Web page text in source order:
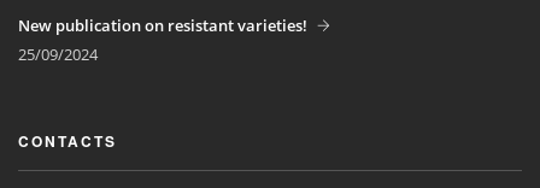
New publication on resistant varieties!
25/09/2024
CONTACTS